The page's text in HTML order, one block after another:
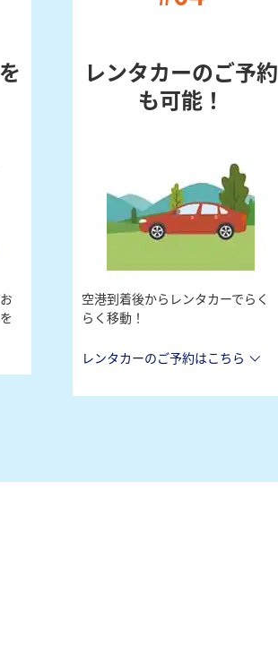
レンタカーのご予約
も可能！
空港到着後からレンタカーでらく
らく移動！
レンタカーのご予約はこちら